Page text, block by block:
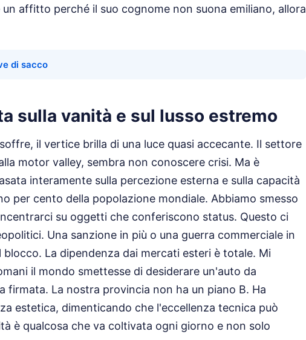
affitto perché il suo cognome non suona emiliano, allora
di sacco
sulla vanità e sul lusso estremo
il vertice brilla di una luce quasi accecante. Il settore
motor valley, sembra non conoscere crisi. Ma è
interamente sulla percezione esterna e sulla capacità
per cento della popolazione mondiale. Abbiamo smesso
su oggetti che conferiscono status. Questo ci
Una sanzione in più o una guerra commerciale in
La dipendenza dai mercati esteri è totale. Mi
il mondo smettesse di desiderare un'auto da
firmata. La nostra provincia non ha un piano B. Ha
estetica, dimenticando che l'eccellenza tecnica può
è qualcosa che va coltivata ogni giorno e non solo